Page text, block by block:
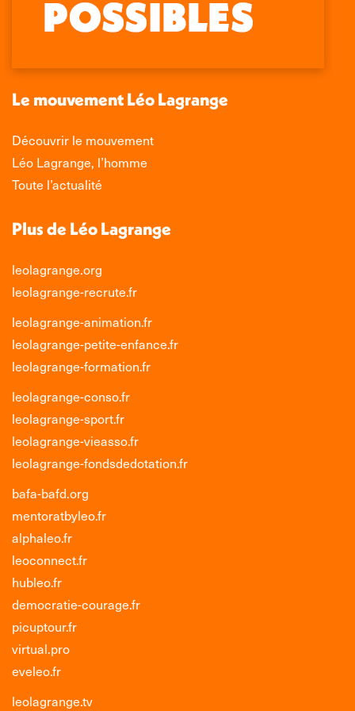
Facebook
s'ouvre
une
fenêtre
X
s'ouvre
une
fenêtre
LinkedIn
s'ouvre
une
fenêtre
Instagram
s'ouvre
une
nouvelle
fenêtre
Le mouvement Léo Lagrange
Découvrir le mouvement
Léo Lagrange, l’homme
Toute l’actualité
Plus de Léo Lagrange
leolagrange.org
leolagrange-recrute.fr
leolagrange-animation.fr
leolagrange-petite-enfance.fr
leolagrange-formation.fr
leolagrange-conso.fr
leolagrange-sport.fr
leolagrange-vieasso.fr
leolagrange-fondsdedotation.fr
bafa-bafd.org
mentoratbyleo.fr
alphaleo.fr
leoconnect.fr
hubleo.fr
democratie-courage.fr
picuptour.fr
virtual.pro
eveleo.fr
leolagrange.tv